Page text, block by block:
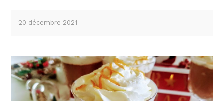
20 décembre 2021